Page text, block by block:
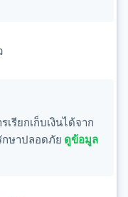
รียกเก็บเงินได้จาก
กษาปลอดภัย ดูข้อมูล